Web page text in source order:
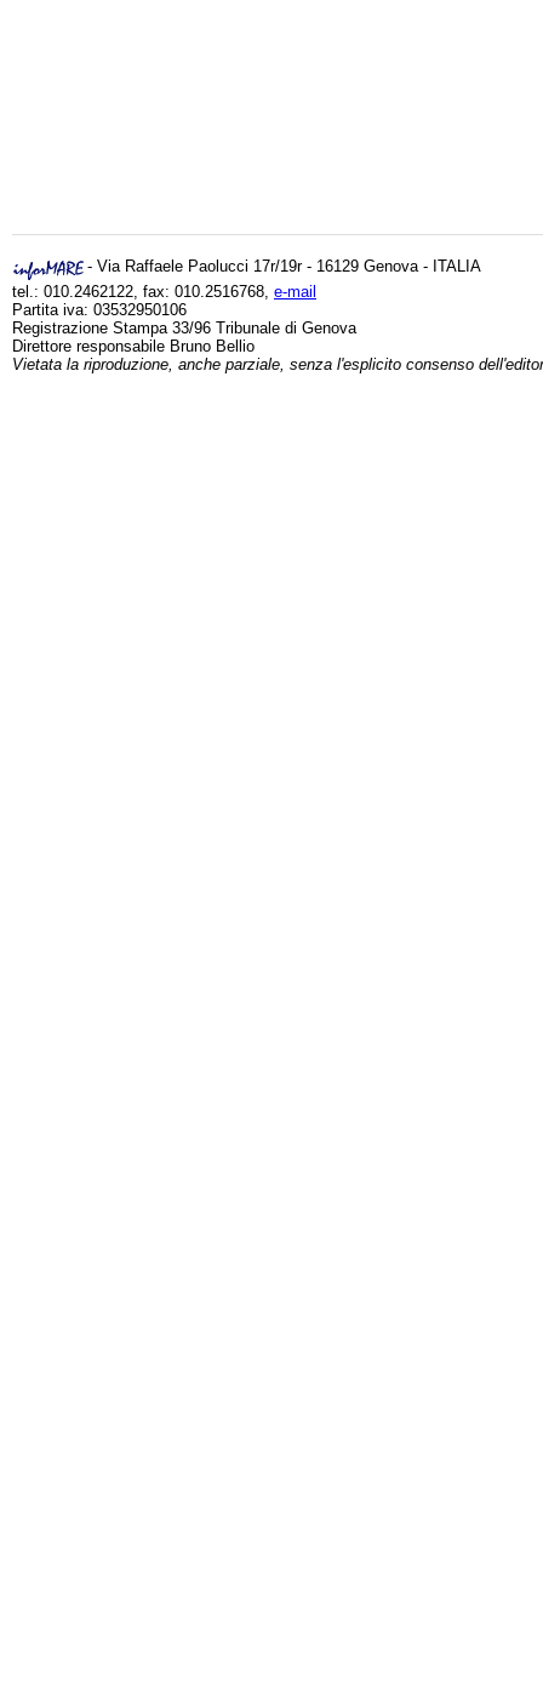
- Via Raffaele Paolucci 17r/19r - 16129 Genova - ITALIA
tel.: 010.2462122, fax: 010.2516768, e-mail
Partita iva: 03532950106
Registrazione Stampa 33/96 Tribunale di Genova
Direttore responsabile Bruno Bellio
Vietata la riproduzione, anche parziale, senza l'esplicito consenso